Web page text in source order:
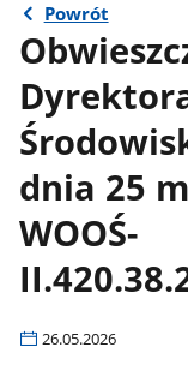
Powrót
dnia 25
WOOŚ-
26.05.2026